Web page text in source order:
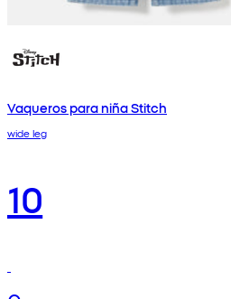
Vaqueros para niña Stitch
wide leg
10